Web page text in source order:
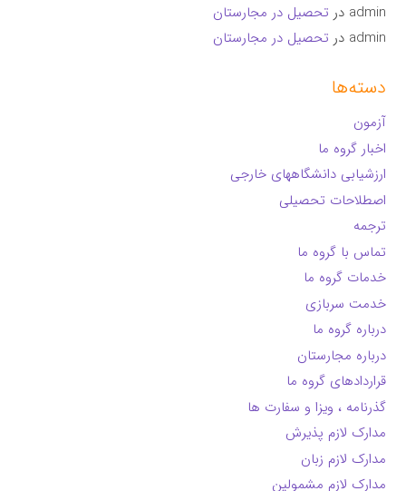
admin در تحصیل در مجارستان
admin در تحصیل در مجارستان
دسته‌ها
آزمون
اخبار گروه ما
ارزشیابی دانشگاههای خارجی
اصطلاحات تحصیلی
ترجمه
تماس با گروه ما
خدمات گروه ما
خدمت سربازی
درباره گروه ما
درباره مجارستان
قراردادهای گروه ما
گذرنامه ، ویزا و سفارت ها
مدارک لازم پذیرش
مدارک لازم زبان
مدارک لازم مشمولین